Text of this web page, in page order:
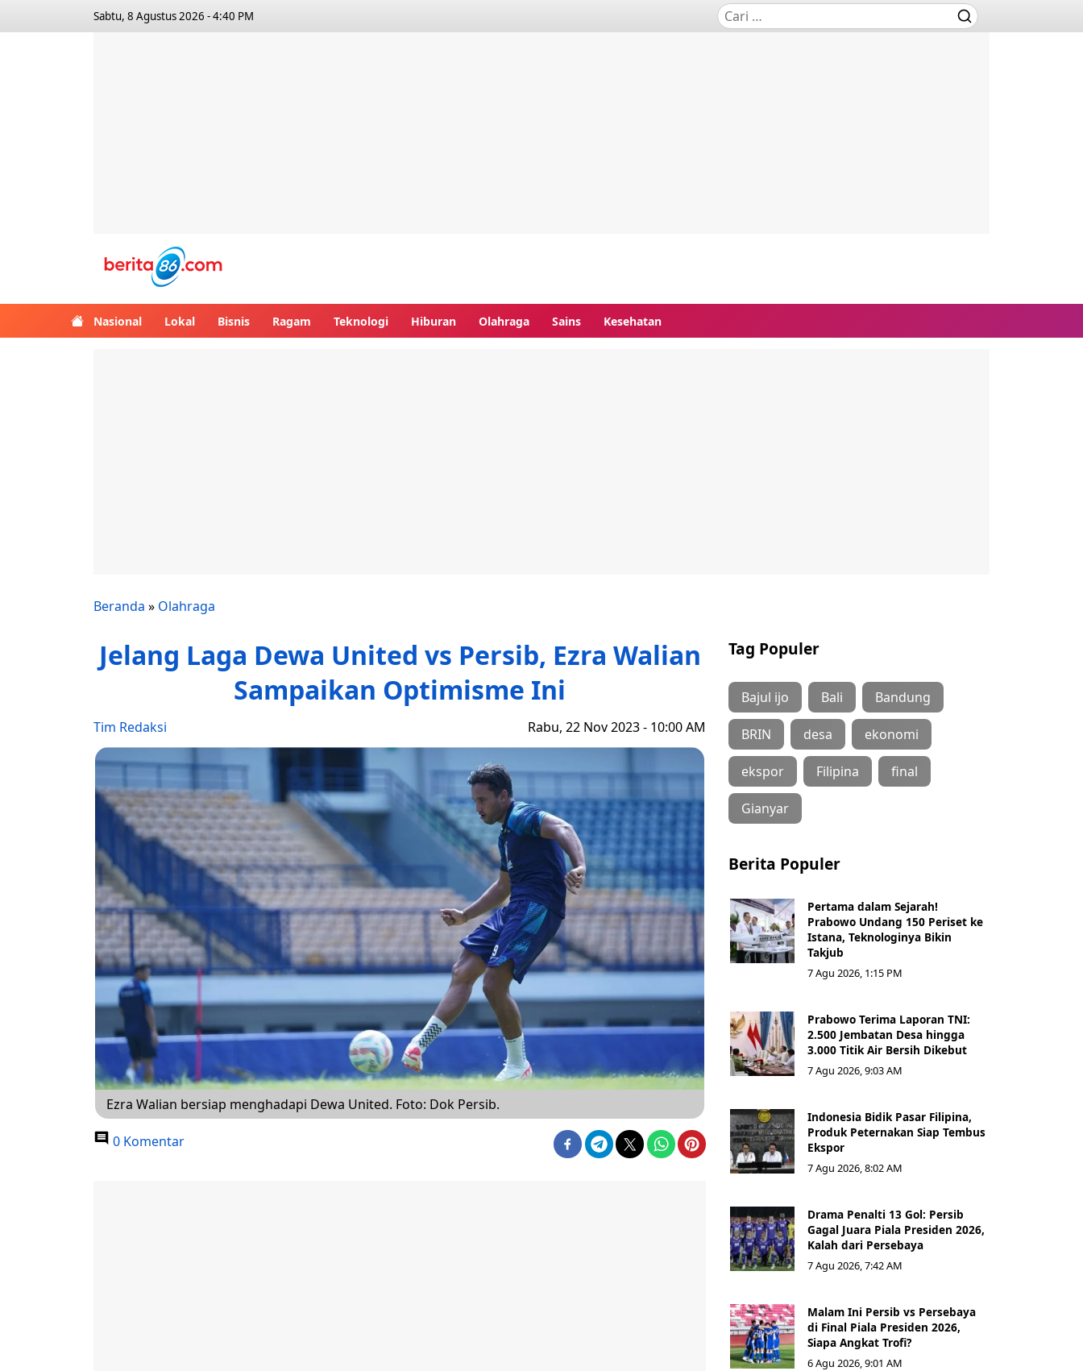
Sabtu, 8 Agustus 2026 - 4:40 PM
Nasional Lokal Bisnis Ragam Teknologi Hiburan Olahraga Sains Kesehatan
Beranda » Olahraga
Jelang Laga Dewa United vs Persib, Ezra Walian
Sampaikan Optimisme Ini
Tim Redaksi Rabu, 22 Nov 2023 - 10:00 AM
Ezra Walian bersiap menghadapi Dewa United. Foto: Dok Persib.
0 Komentar
Tag Populer
Bajul ijo Bali Bandung
BRIN desa ekonomi
ekspor Filipina final
Gianyar
Berita Populer
Pertama dalam Sejarah!
Prabowo Undang 150 Periset ke
Istana, Teknologinya Bikin
Takjub
7 Agu 2026, 1:15 PM
Prabowo Terima Laporan TNI:
2.500 Jembatan Desa hingga
3.000 Titik Air Bersih Dikebut
7 Agu 2026, 9:03 AM
Indonesia Bidik Pasar Filipina,
Produk Peternakan Siap Tembus
Ekspor
7 Agu 2026, 8:02 AM
Drama Penalti 13 Gol: Persib
Gagal Juara Piala Presiden 2026,
Kalah dari Persebaya
7 Agu 2026, 7:42 AM
Malam Ini Persib vs Persebaya
di Final Piala Presiden 2026,
Siapa Angkat Trofi?
6 Agu 2026, 9:01 AM